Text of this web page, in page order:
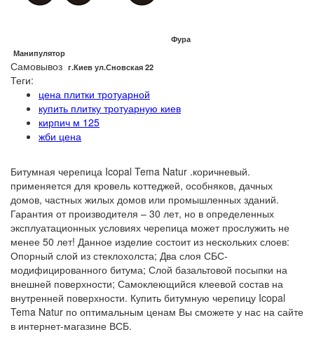
Фура
Манипулятор
Самовывоз г.Киев ул.Сновская 22
Теги:
цена плитки тротуарной
купить плитку тротуарную киев
кирпич м 125
жби цена
Битумная черепица Icopal Tema Natur .коричневый.
применяется для кровель коттеджей, особняков, дачных
домов, частных жилых домов или промышленных зданий.
Гарантия от производителя – 30 лет, но в определенных
эксплуатационных условиях черепица может прослужить не
менее 50 лет! Данное изделие состоит из нескольких слоев:
Опорный слой из стеклохолста; Два слоя СБС-
модифицированного битума; Слой базальтовой посыпки на
внешней поверхности; Самоклеющийся клеевой состав на
внутренней поверхности. Купить битумную черепицу Icopal
Tema Natur по оптимальным ценам Вы сможете у нас на сайте
в интернет-магазине ВСБ.